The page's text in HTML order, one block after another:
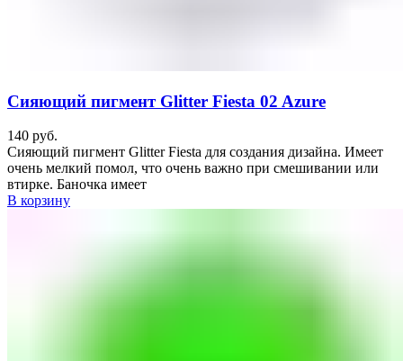
Сияющий пигмент Glitter Fiesta 02 Azure
140 руб.
Сияющий пигмент Glitter Fiesta для создания дизайна. Имеет
очень мелкий помол, что очень важно при смешивании или
втирке. Баночка имеет
В корзину